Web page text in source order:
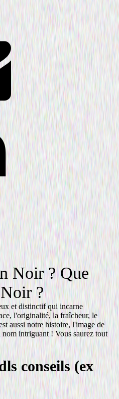
Noir ? Que
?
et distinctif qui incarne
l'originalité, la fraîcheur, le
aussi notre histoire, l'image de
intriguant ! Vous saurez tout
conseils (ex